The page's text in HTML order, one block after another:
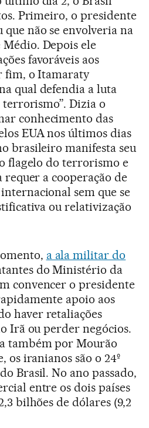
Primeiro, o presidente
não se envolveria na
Depois ele
favoráveis aos
fim, o Itamaraty
qual defendia a luta
Dizia o
conhecimento das
EUA nos últimos dias
brasileiro manifesta seu
flagelo do terrorismo e
requer a cooperação de
sem que se
ou relativização
a ala militar do
do Ministério da
convencer o presidente
apoio aos
haver retaliações
Irã ou perder negócios.
também por Mourão
os iranianos são o 24º
Brasil. No ano passado,
entre os dois países
bilhões de dólares (9,2